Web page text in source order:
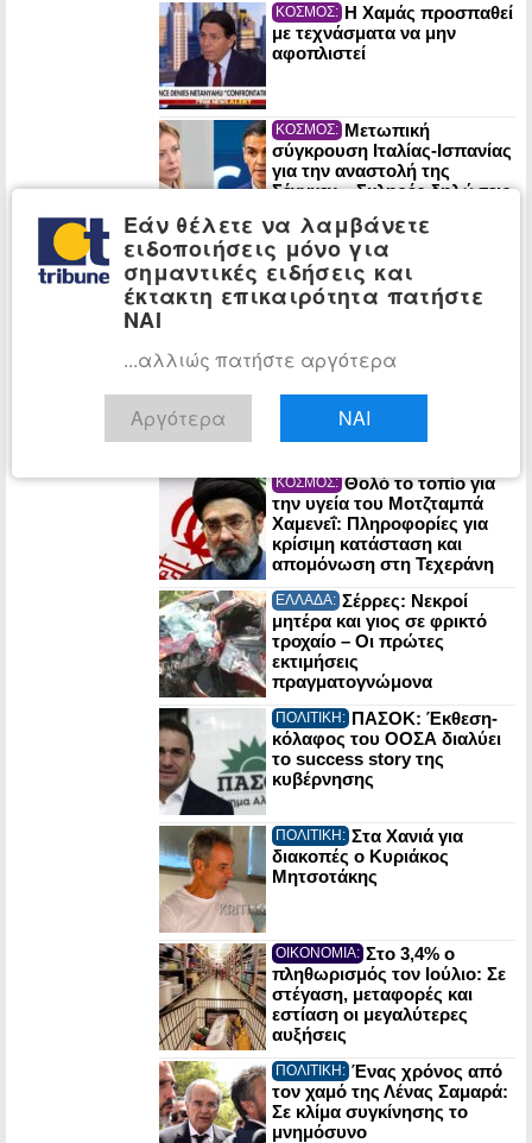
ΚΟΣΜΟΣ: Η Χαμάς προσπαθεί
με τεχνάσματα να μην
αφοπλιστεί
ΚΟΣΜΟΣ: Μετωπική
σύγκρουση Ιταλίας-Ισπανίας
για την αναστολή της
Σένγκεν – Σκληρές δηλώσεις
ΠΟΛΙΤΙΚΗ:
«Ελπίδα για τη
Δημοκρατία»: Σφοδρή
επίθεση Αυγερινού κατά
Καρυστιανού και Γρατσία
ΕΛΛΑΔΑ: Μυστράς:
σορό του πατέρα του σε
καταψύκτη
ΚΟΣΜΟΣ: Θολό το τοπίο για
την υγεία του Μοτζταμπά
Χαμενεΐ: Πληροφορίες για
κρίσιμη κατάσταση και
απομόνωση στη Τεχεράνη
ΕΛΛΑΔΑ: Σέρρες: Νεκροί
μητέρα και γιος σε φρικτό
τροχαίο – Οι πρώτες
εκτιμήσεις
πραγματογνώμονα
ΠΟΛΙΤΙΚΗ: ΠΑΣΟΚ: Έκθεση-
κόλαφος του ΟΟΣΑ διαλύει
το success story της
κυβέρνησης
ΠΟΛΙΤΙΚΗ: Στα Χανιά για
διακοπές ο Κυριάκος
Μητσοτάκης
ΟΙΚΟΝΟΜΙΑ: Στο 3,4% ο
πληθωρισμός τον Ιούλιο: Σε
στέγαση, μεταφορές και
εστίαση οι μεγαλύτερες
αυξήσεις
ΠΟΛΙΤΙΚΗ: Ένας χρόνος από
τον χαμό της Λένας Σαμαρά:
Σε κλίμα συγκίνησης το
μνημόσυνο
Εάν θέλετε να λαμβάνετε
ειδοποιήσεις μόνο για
σημαντικές ειδήσεις και
έκτακτη επικαιρότητα πατήστε
ΝΑΙ
...αλλιώς πατήστε αργότερα
Αργότερα ΝΑΙ